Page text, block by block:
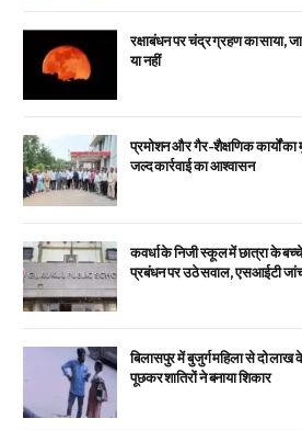
रक्षाबंधन पर चंद्र ग्रहण का साया,
या नहीं
प्रमोशन और गैर-शैक्षणिक कार्यों का
जल्द कार्रवाई का आश्वासन
कवर्धा के निजी स्कूल में छात्रा के
प्रबंधन पर उठे सवाल, एसआईटी
बिलासपुर में बुजुर्ग महिला से दो
पूछकर शातिरों ने बनाया शिकार